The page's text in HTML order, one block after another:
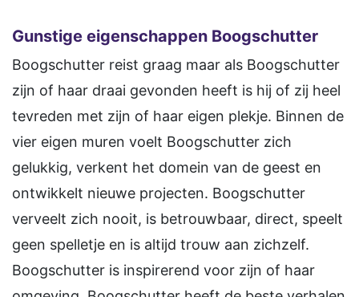
Gunstige eigenschappen Boogschutter
Boogschutter reist graag maar als Boogschutter
zijn of haar draai gevonden heeft is hij of zij heel
tevreden met zijn of haar eigen plekje. Binnen de
vier eigen muren voelt Boogschutter zich
gelukkig, verkent het domein van de geest en
ontwikkelt nieuwe projecten. Boogschutter
verveelt zich nooit, is betrouwbaar, direct, speelt
geen spelletje en is altijd trouw aan zichzelf.
Boogschutter is inspirerend voor zijn of haar